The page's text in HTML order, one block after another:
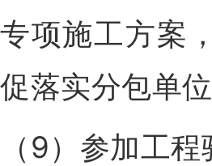
专项施工方案
促落实分包单
（9）参加工